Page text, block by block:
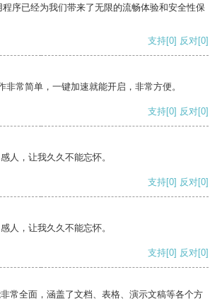
序已经为我们带来了无限的流畅体验和安全性保
支持[0] 反对[0]
非常简单，一键加速就能开启，非常方便。
支持[0] 反对[0]
人，让我久久不能忘怀。
支持[0] 反对[0]
人，让我久久不能忘怀。
支持[0] 反对[0]
常全面，涵盖了文档、表格、演示文稿等各个方